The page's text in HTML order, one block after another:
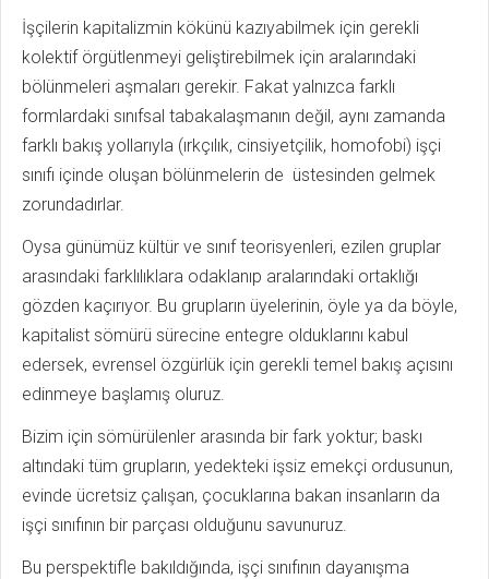
İşçilerin kapitalizmin kökünü kazıyabilmek için gerekli
kolektif örgütlenmeyi geliştirebilmek için aralarındaki
bölünmeleri aşmaları gerekir. Fakat yalnızca farklı
formlardaki sınıfsal tabakalaşmanın değil, aynı zamanda
farklı bakış yollarıyla (ırkçılık, cinsiyetçilik, homofobi) işçi
sınıfı içinde oluşan bölünmelerin de üstesinden gelmek
zorundadırlar.
Oysa günümüz kültür ve sınıf teorisyenleri, ezilen gruplar
arasındaki farklılıklara odaklanıp aralarındaki ortaklığı
gözden kaçırıyor. Bu grupların üyelerinin, öyle ya da böyle,
kapitalist sömürü sürecine entegre olduklarını kabul
edersek, evrensel özgürlük için gerekli temel bakış açısını
edinmeye başlamış oluruz.
Bizim için sömürülenler arasında bir fark yoktur; baskı
altındaki tüm grupların, yedekteki işsiz emekçi ordusunun,
evinde ücretsiz çalışan, çocuklarına bakan insanların da
işçi sınıfının bir parçası olduğunu savunuruz.
Bu perspektifle bakıldığında, işçi sınıfının dayanışma